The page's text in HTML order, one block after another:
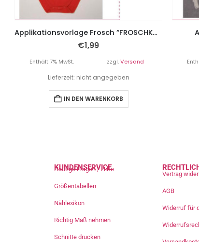
Applikationsvorlage Frosch “FROSCHKÖNIG”
€1,99
Enthält 7% MwSt. zzgl.Versand
Lieferzeit: nicht angegeben
IN DEN WARENKORB
KUNDENSERVICE
Häufige Fragen / Hilfe
Größentabellen
Nählexikon
Richtig Maß nehmen
Schnitte drucken
Vertrag
AGB
Widerruf für